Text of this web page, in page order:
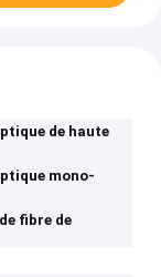
de haute
mono-
fibre de